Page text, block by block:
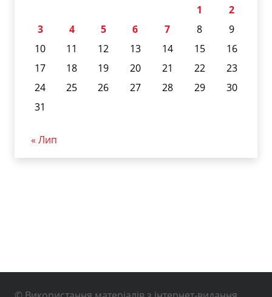
1
2
3
4 5 6 7 8
9
10
11 12 13 14 15
16
17
18 19 20 21 22
23
24
25 26 27 28 29
30
31
« Лип